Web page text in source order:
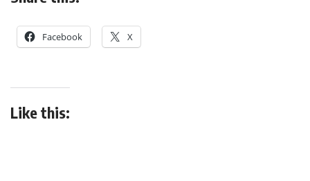
Facebook X
Like this: